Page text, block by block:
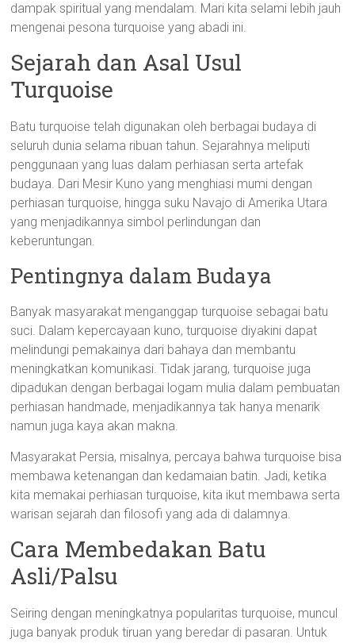
dampak spiritual yang mendalam. Mari kita selami lebih jauh
mengenai pesona turquoise yang abadi ini.
Sejarah dan Asal Usul
Turquoise
Batu turquoise telah digunakan oleh berbagai budaya di
seluruh dunia selama ribuan tahun. Sejarahnya meliputi
penggunaan yang luas dalam perhiasan serta artefak
budaya. Dari Mesir Kuno yang menghiasi mumi dengan
perhiasan turquoise, hingga suku Navajo di Amerika Utara
yang menjadikannya simbol perlindungan dan
keberuntungan.
Pentingnya dalam Budaya
Banyak masyarakat menganggap turquoise sebagai batu
suci. Dalam kepercayaan kuno, turquoise diyakini dapat
melindungi pemakainya dari bahaya dan membantu
meningkatkan komunikasi. Tidak jarang, turquoise juga
dipadukan dengan berbagai logam mulia dalam pembuatan
perhiasan handmade, menjadikannya tak hanya menarik
namun juga kaya akan makna.
Masyarakat Persia, misalnya, percaya bahwa turquoise bisa
membawa ketenangan dan kedamaian batin. Jadi, ketika
kita memakai perhiasan turquoise, kita ikut membawa serta
warisan sejarah dan filosofi yang ada di dalamnya.
Cara Membedakan Batu
Asli/Palsu
Seiring dengan meningkatnya popularitas turquoise, muncul
juga banyak produk tiruan yang beredar di pasaran. Untuk